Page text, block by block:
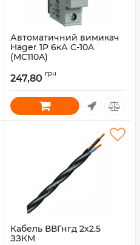
Автоматичний вимикач
Hager 1P 6кА C-10A
(MC110A)
247,80 грн
Кабель ВВГнгд 2x2.5
ЗЗКМ